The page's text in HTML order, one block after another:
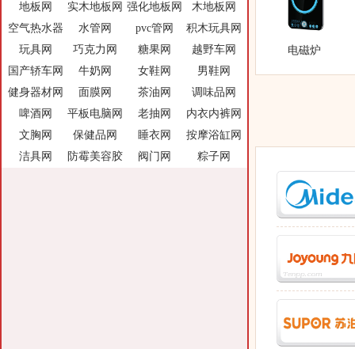
地板网
实木地板网 强化地板网
木地板网
空气热水器
水管网 pvc管网
积木玩具网
玩具网
巧克力网 糖果网
越野车网
国产轿车网
牛奶网 女鞋网
男鞋网
健身器材网
面膜网 茶油网
调味品网
啤酒网
平板电脑网 老抽网
内衣内裤网
文胸网
保健品网 睡衣网
按摩浴缸网
洁具网
防霉美容胶 阀门网 粽子网
电磁炉